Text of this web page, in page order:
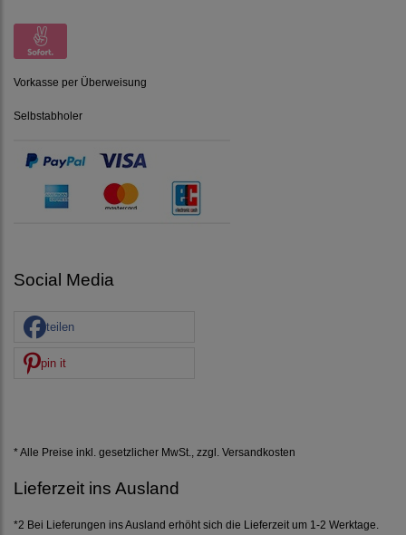
Vorkasse per Überweisung
Selbstabholer
Social Media
teilen
pin it
* Alle Preise inkl. gesetzlicher MwSt., zzgl. Versandkosten
Lieferzeit ins Ausland
*2 Bei Lieferungen ins Ausland erhöht sich die Lieferzeit um 1-2 Werktage.